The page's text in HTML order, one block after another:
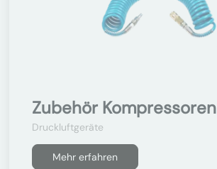
Zubehör Kompressoren
Druckluftgeräte
Mehr erfahren